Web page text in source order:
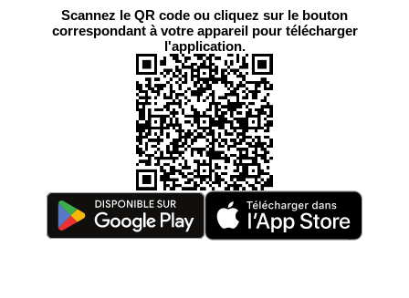
Scannez le QR code ou cliquez sur le bouton
correspondant à votre appareil pour télécharger
l'application.